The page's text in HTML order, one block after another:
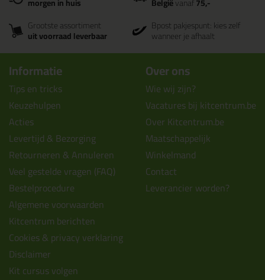
Grootste assortiment
uit voorraad leverbaar
Bpost pakjespunt: kies zelf
wanneer je afhaalt
Informatie
Tips en tricks
Keuzehulpen
Acties
Levertijd & Bezorging
Retourneren & Annuleren
Veel gestelde vragen (FAQ)
Bestelprocedure
Algemene voorwaarden
Kitcentrum berichten
Cookies & privacy verklaring
Disclaimer
Kit cursus volgen
Over ons
Wie wij zijn?
Vacatures bij kitcentrum.be
Over Kitcentrum.be
Maatschappelijk
Winkelmand
Contact
Leverancier worden?